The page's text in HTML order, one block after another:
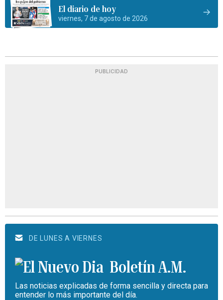
El diario de hoy
viernes, 7 de agosto de 2026
PUBLICIDAD
DE LUNES A VIERNES
Boletín A.M.
Las noticias explicadas de forma sencilla y directa para
entender lo más importante del día.